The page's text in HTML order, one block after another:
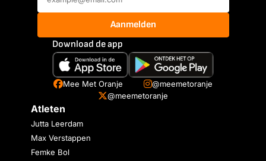
Aanmelden
Download de app
Mee Met Oranje
@meemetoranje
@meemetoranje
Atleten
Jutta Leerdam
Max Verstappen
Femke Bol